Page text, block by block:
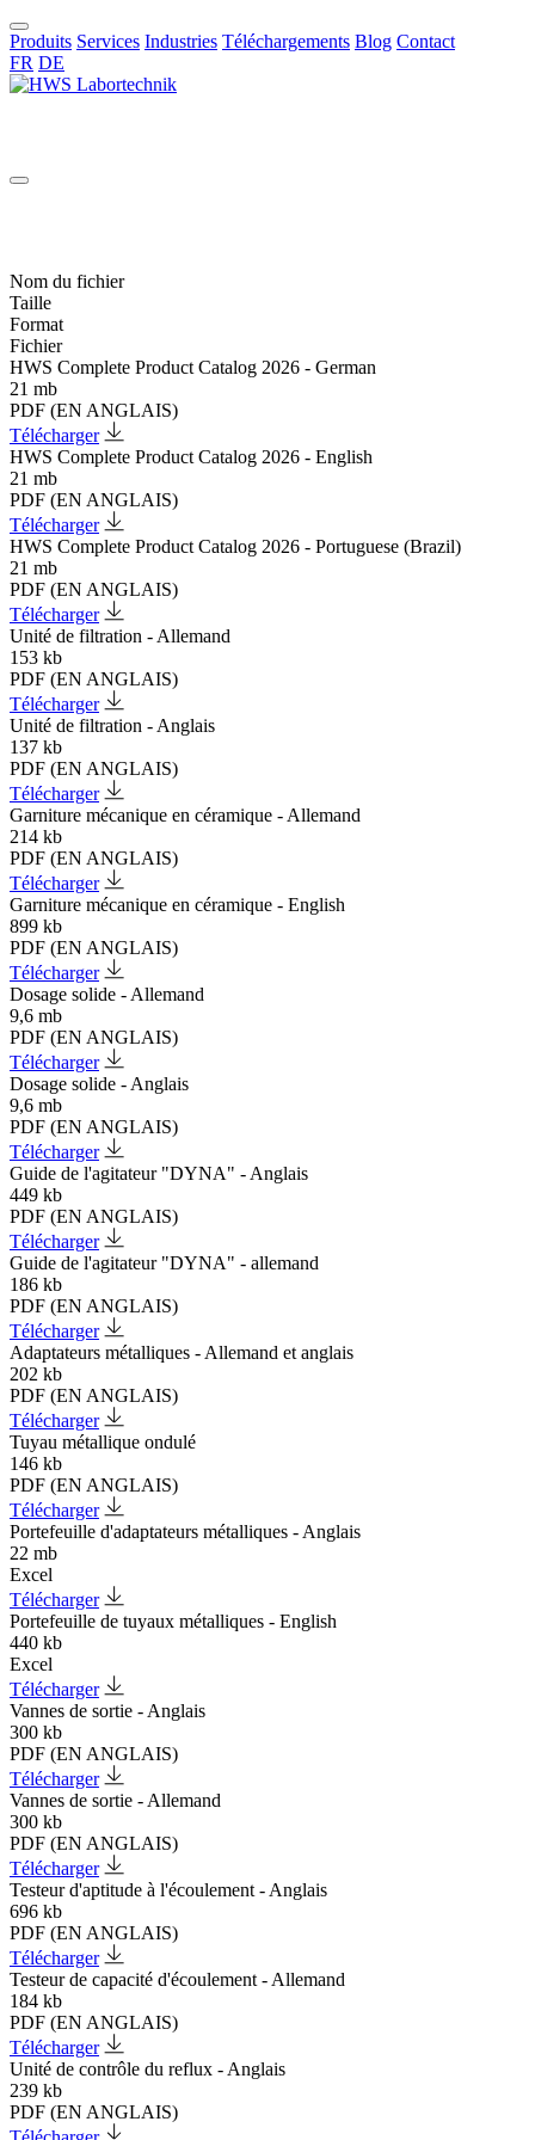
Produits Services Industries Téléchargements Blog Contact
FR DE
Nom du fichier
Taille
Format
Fichier
HWS Complete Product Catalog 2026 - German
21 mb
PDF (EN ANGLAIS)
Télécharger
HWS Complete Product Catalog 2026 - English
21 mb
PDF (EN ANGLAIS)
Télécharger
HWS Complete Product Catalog 2026 - Portuguese (Brazil)
21 mb
PDF (EN ANGLAIS)
Télécharger
Unité de filtration - Allemand
153 kb
PDF (EN ANGLAIS)
Télécharger
Unité de filtration - Anglais
137 kb
PDF (EN ANGLAIS)
Télécharger
Garniture mécanique en céramique - Allemand
214 kb
PDF (EN ANGLAIS)
Télécharger
Garniture mécanique en céramique - English
899 kb
PDF (EN ANGLAIS)
Télécharger
Dosage solide - Allemand
9,6 mb
PDF (EN ANGLAIS)
Télécharger
Dosage solide - Anglais
9,6 mb
PDF (EN ANGLAIS)
Télécharger
Guide de l'agitateur "DYNA" - Anglais
449 kb
PDF (EN ANGLAIS)
Télécharger
Guide de l'agitateur "DYNA" - allemand
186 kb
PDF (EN ANGLAIS)
Télécharger
Adaptateurs métalliques - Allemand et anglais
202 kb
PDF (EN ANGLAIS)
Télécharger
Tuyau métallique ondulé
146 kb
PDF (EN ANGLAIS)
Télécharger
Portefeuille d'adaptateurs métalliques - Anglais
22 mb
Excel
Télécharger
Portefeuille de tuyaux métalliques - English
440 kb
Excel
Télécharger
Vannes de sortie - Anglais
300 kb
PDF (EN ANGLAIS)
Télécharger
Vannes de sortie - Allemand
300 kb
PDF (EN ANGLAIS)
Télécharger
Testeur d'aptitude à l'écoulement - Anglais
696 kb
PDF (EN ANGLAIS)
Télécharger
Testeur de capacité d'écoulement - Allemand
184 kb
PDF (EN ANGLAIS)
Télécharger
Unité de contrôle du reflux - Anglais
239 kb
PDF (EN ANGLAIS)